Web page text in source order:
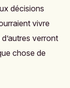
décisions
vivre
d’autres verront
chose de